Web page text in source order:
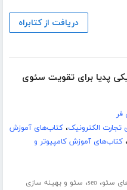
دریافت از کتابراه
پدیا برای تقویت سئوی
فر
تجارت الکترونیک،کتاب‌های آموزش
،کتاب‌های آموزش کامپیوتر و
سئو،seo، سئو و بهینه سازی